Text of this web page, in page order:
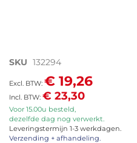
Ga
het
begin
van
de
afbeeldingen-
SKU 132294
€ 23,30
€ 19,26
Voor 15.00u besteld,
dezelfde dag nog verwerkt.
Leveringstermijn 1-3 werkdagen.
Verzending + afhandeling.